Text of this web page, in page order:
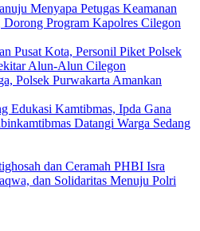
Menyapa Petugas Keamanan
Program Kapolres Cilegon
Pusat Kota, Personil Piket Polsek
Alun-Alun Cilegon
Polsek Purwakarta Amankan
Edukasi Kamtibmas, Ipda Gana
Datangi Warga Sedang
dan Ceramah PHBI Isra
dan Solidaritas Menuju Polri